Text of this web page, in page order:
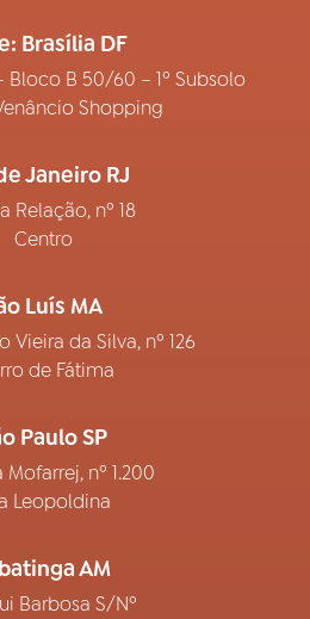
Brasília DF
Bloco B 50/60 – 1º Subsolo
Shopping
Janeiro RJ
Relação, nº 18
Centro
Luís MA
Vieira da Silva, nº 126
de Fátima
Paulo SP
nº 1.200
Leopoldina
AM
Barbosa S/Nº